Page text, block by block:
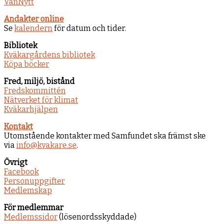
VänNytt
Andakter online
Se kalendernför datum och tider.
Bibliotek
Kväkargårdens bibliotek
Köpa böcker
Fred, miljö, bistånd
Fredskommittén
Nätverket för klimat
Kväkarhjälpen
Kontakt
Utomstående kontakter med Samfundet ska främst ske
viainfo@kvakare.se.
Övrigt
Facebook
Personuppgifter
Medlemskap
För medlemmar
Medlemssidor(lösenordsskyddade)